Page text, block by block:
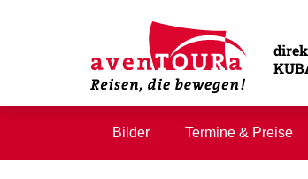
Bilder Termine & Preise